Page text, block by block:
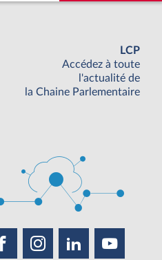
LCP
Accédez à toute
l'actualité de
la Chaine Parlementaire